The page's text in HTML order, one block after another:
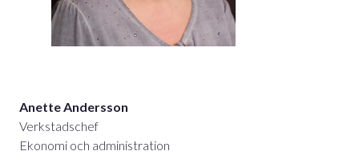
Anette Andersson
Verkstadschef
Ekonomi och administration